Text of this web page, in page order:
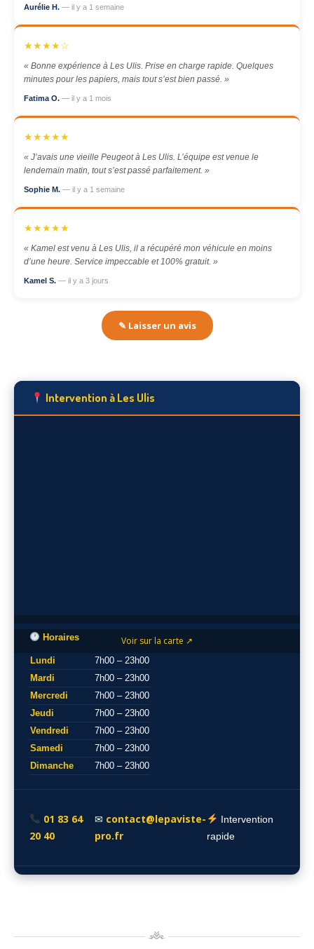
Aurélie H. — il y a 1 semaine
★★★★☆
« Bonne expérience à Les Ulis. Prise en charge rapide. Quelques
minutes pour les papiers, mais tout s’est bien passé. »
Fatima O. — il y a 1 mois
★★★★★
« J’avais une vieille Peugeot à Les Ulis. L’équipe est venue le
lendemain matin, tout s’est passé parfaitement. »
Sophie M. — il y a 1 semaine
★★★★★
« Kamel est venu à Les Ulis, il a récupéré mon véhicule en moins
d’une heure. Service impeccable et 100% gratuit. »
Kamel S. — il y a 3 jours
✎ Laisser un avis
Intervention à Les Ulis
Voir sur la carte ↗
Horaires
Lundi
7h00 – 23h00
Mardi
7h00 – 23h00
Mercredi
7h00 – 23h00
Jeudi
7h00 – 23h00
Vendredi
7h00 – 23h00
Samedi
7h00 – 23h00
Dimanche
7h00 – 23h00
01 83 64
20 40
✉ contact@lepaviste-
pro.fr
Intervention
rapide